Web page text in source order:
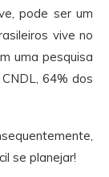
pode ser um
vive no
uma pesquisa
64% dos
se planejar!